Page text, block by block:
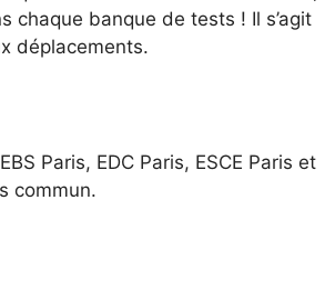
chaque banque de tests ! Il s’agit
déplacements.
Paris, EDC Paris, ESCE Paris et
commun.